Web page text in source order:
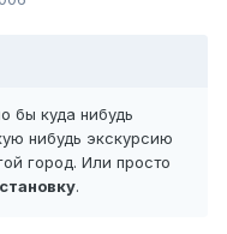
бы куда нибудь
нибудь экскурсию
город. Или просто
.